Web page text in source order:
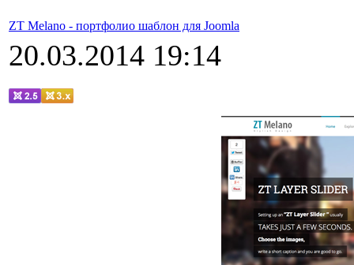
ZT Melano - портфолио шаблон для Joomla
20.03.2014 19:14